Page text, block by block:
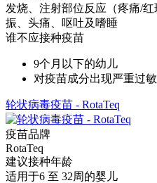
发烧、注射部位反应（疼痛/
振、头痛、呕吐及嗜睡
谁不应接种疫苗
9个月以下的幼儿
对疫苗成分出现严重过
轮状病毒疫苗 - RotaTeq
疫苗品牌
RotaTeq
建议接种年龄
适用于6 至 32周的婴儿